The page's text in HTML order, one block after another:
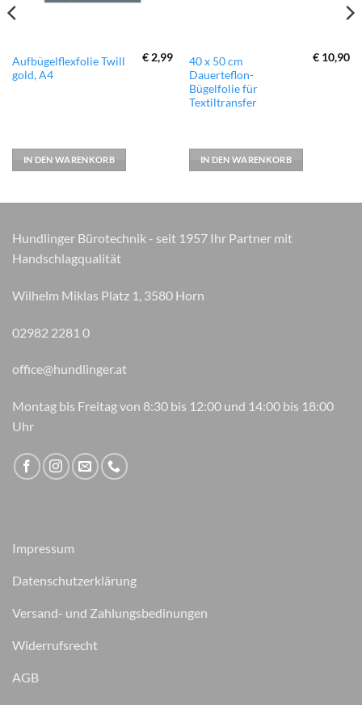
Aufbügelflexfolie Twill
gold, A4
€2,99
IN DEN WARENKORB
40 x 50 cm
Dauerteflon-
Bügelfolie für
Textiltransfer
€ 10,90
IN DEN WARENKORB
Hundlinger Bürotechnik - seit 1957 Ihr Partner mit
Handschlagqualität
Wilhelm Miklas Platz 1, 3580 Horn
02982 2281 0
office@hundlinger.at
Montag bis Freitag von 8:30 bis 12:00 und 14:00 bis 18:00
Uhr
Impressum
Datenschutzerklärung
Versand- und Zahlungsbedinungen
Widerrufsrecht
AGB